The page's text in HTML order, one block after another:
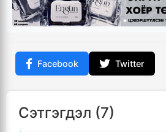
Facebook Twitter
Сэтгэгдэл (7)